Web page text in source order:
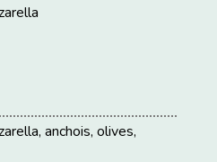
anchois, olives,